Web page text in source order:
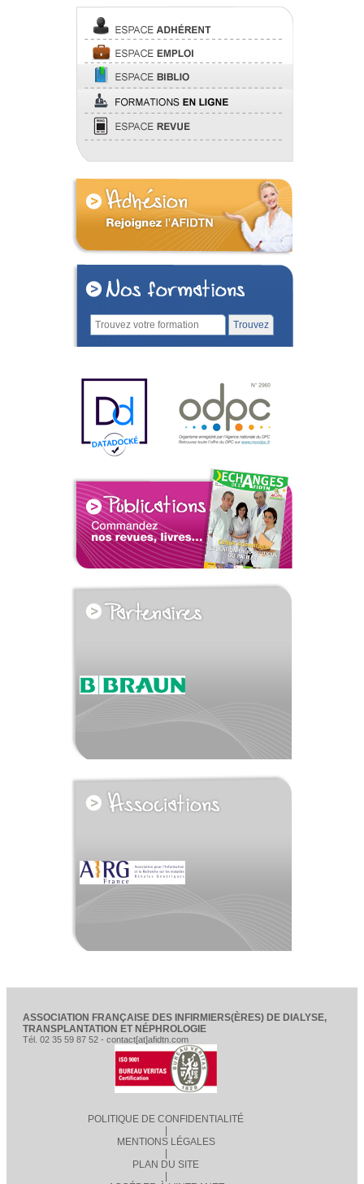
voir tous les partenaires
ASSOCIATION FRANÇAISE DES INFIRMIERS(ÈRES) DE DIALYSE,
TRANSPLANTATION ET NÉPHROLOGIE
Tél. 02 35 59 87 52 - contact[at]afidtn.com
POLITIQUE DE CONFIDENTIALITÉ
MENTIONS LÉGALES
PLAN DU SITE